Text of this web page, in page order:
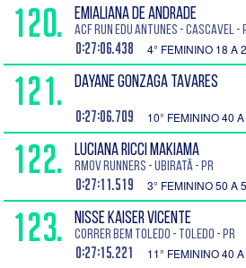
120. EMIALIANA DE ANDRADE
ACF Run Edu Antunes - Cascavel -
0:27:06.438 4° FEMININO 18 A
121. DAYANE GONZAGA TAVARES
0:27:06.709 10° FEMININO 40
122. LUCIANA RICCI MAKIAMA
Rmov RUNNERS - Ubiratã - PR
0:27:11.519 3° FEMININO 50 A
123. NISSE KAISER VICENTE
Correr Bem Toledo - Toledo - PR
0:27:15.221 11° FEMININO 40